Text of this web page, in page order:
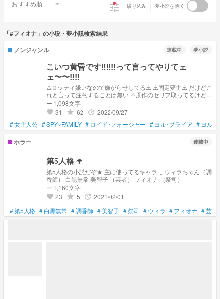
おすすめ順 tune 絞り込み 夢小説を除く
「#フィオナ」の小説・夢小説検索結果
ノンジャンル
連載中 夢小説
こいつ黄昏です‼️‼️‼️って言ってやりてェ
ェ〜〜‼️‼️
⚠️ロッティ嫌いなので嫌がらせしてる⚠️ ⚠️固定夢主⚠️ だけどこ
れと言って注意することは無い ⚠️原作のセリフ取ってるけど間
違えてるところがあるかもしれない⚠️ 設定とかはキャラタップ
して ちなみにタイトルは私の本音
ー 1,098文字
favorite 31 grade 62 update 2022/09/27
#女主人公 #SPY×FAMILY # ロイド･フォージャー # ヨル･ブライア # ヨル
ホラー 連載中
第5人格 ☂️
第5人格の小説だぞ★ 主に使ってるキャラ ↓ ウィラちゃん（調
香師） 白黒無常 美智子 （芸者） フィオナ （祭司）
ー 1,160文字
favorite 23 grade 5 update 2021/02/01
#第5人格 #白黒無常 #調香師 #美智子 #祭司 #ウィラ #フィオナ #芸者